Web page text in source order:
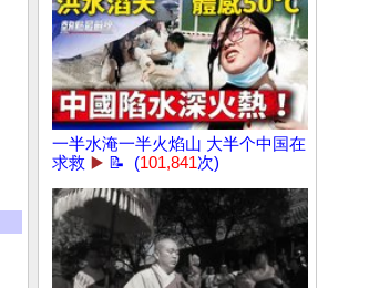
一半水淹一半火焰山 大半个中国在
求救 ▶️ 📝 (101,841次)